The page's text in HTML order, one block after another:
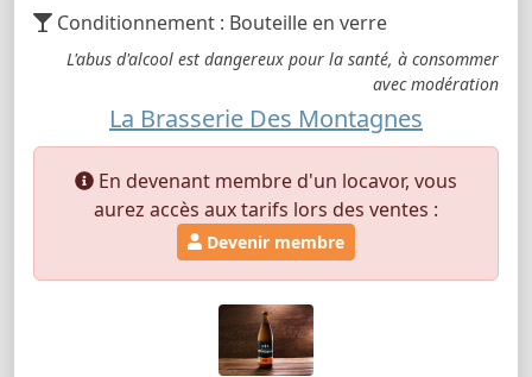
Conditionnement : Bouteille en verre
L'abus d'alcool est dangereux pour la santé, à consommer
avec modération
La Brasserie Des Montagnes
En devenant membre d'un locavor, vous
aurez accès aux tarifs lors des ventes :
Devenir membre